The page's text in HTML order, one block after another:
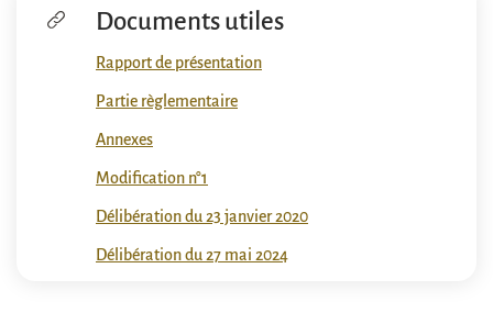
Documents utiles
Rapport de présentation
Partie règlementaire
Annexes
Modification n°1
Délibération du 23 janvier 2020
Délibération du 27 mai 2024